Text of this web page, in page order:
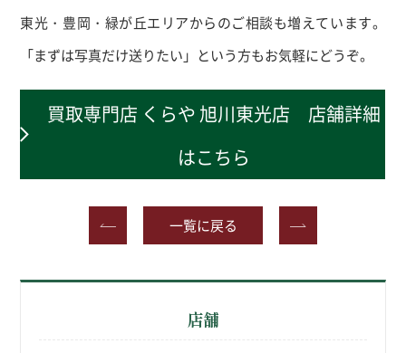
東光・豊岡・緑が丘エリアからのご相談も増えています。
「まずは写真だけ送りたい」という方もお気軽にどうぞ。
買取専門店 くらや 旭川東光店 店舗詳細
はこちら
一覧に戻る
店舗